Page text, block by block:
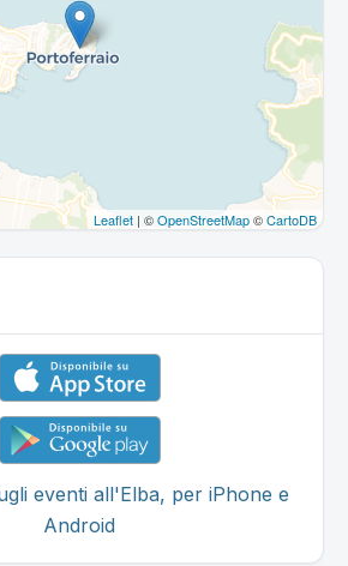
Leaflet | ©OpenStreetMap©CartoDB
eventi all'Elba, per iPhone e
Android